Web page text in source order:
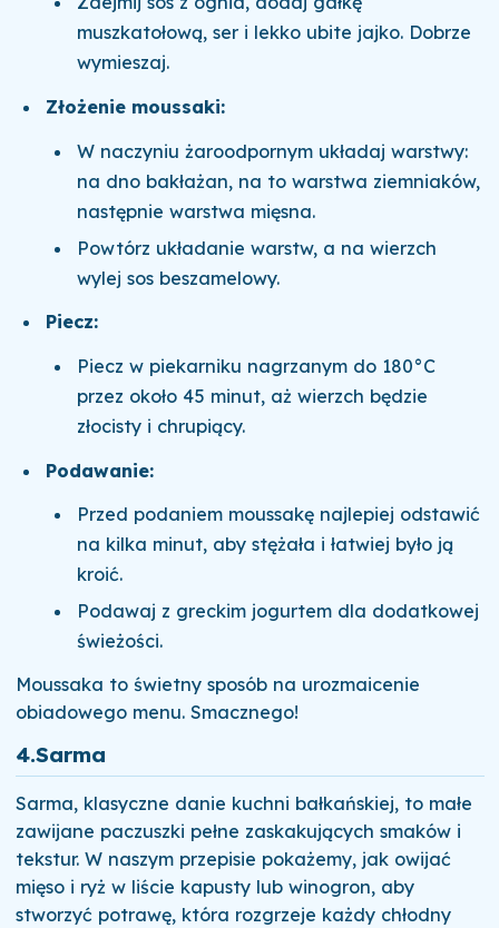
muszkatołową, ser i lekko ubite jajko. Dobrze
wymieszaj.
Złożenie moussaki:
W naczyniu żaroodpornym układaj warstwy:
na dno bakłażan, na to warstwa ziemniaków,
następnie warstwa mięsna.
Powtórz układanie warstw, a na wierzch
wylej sos beszamelowy.
Piecz:
Piecz w piekarniku nagrzanym do 180°C
przez około 45 minut, aż wierzch będzie
złocisty i chrupiący.
Podawanie:
Przed podaniem moussakę najlepiej odstawić
na kilka minut, aby stężała i łatwiej było ją
kroić.
Podawaj z greckim jogurtem dla dodatkowej
świeżości.
Moussaka to świetny sposób na urozmaicenie
obiadowego menu. Smacznego!
4.Sarma
Sarma, klasyczne danie kuchni bałkańskiej, to małe
zawijane paczuszki pełne zaskakujących smaków i
tekstur. W naszym przepisie pokażemy, jak owijać
mięso i ryż w liście kapusty lub winogron, aby
stworzyć potrawę, która rozgrzeje każdy chłodny